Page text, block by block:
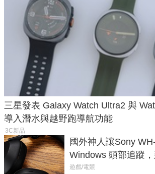
三星發表 Galaxy Watch Ultra2 與
導入潛水與越野跑導航功能
3C新品
國外神人讓Sony
Windows 頭部追蹤
飛行超有感
遊戲/電競